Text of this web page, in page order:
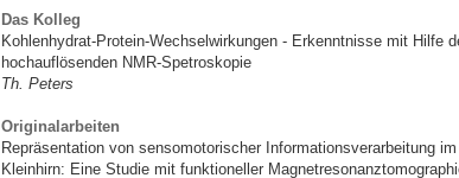
Das Kolleg
Kohlenhydrat-Protein-Wechselwirkungen - Erkenntnisse mit Hilfe
hochauflösenden NMR-Spetroskopie
Th. Peters
Originalarbeiten
Repräsentation von sensomotorischer Informationsverarbeitung
Kleinhirn: Eine Studie mit funktioneller